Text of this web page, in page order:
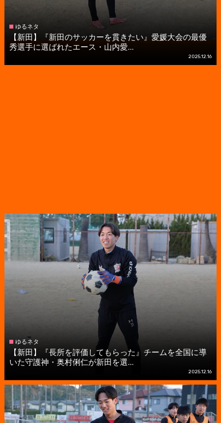
ゆるネタ
【新田】『新田のサッカーを貫きたい』愛媛大会の最優
秀選手に選ばれたエース・山内愛...
2025.12.16
ゆるネタ
【新田】『長所を評価してもらった』チームを全国に導
いた守護神・奥村俐仁が新田を選...
2025.12.16